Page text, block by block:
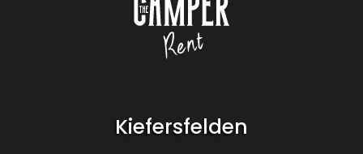
Kiefersfelden